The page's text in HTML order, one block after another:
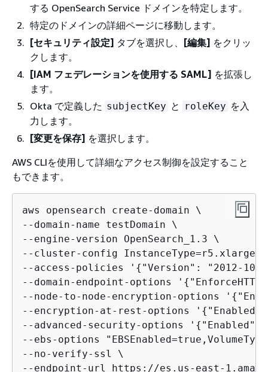
する OpenSearch Service ドメインを特定します。
特定のドメインの詳細ページに移動します。
[セキュリティ設定] タブを選択し、 [編集] をクリッ
クします。
[IAM フェデレーションを使用する SAML] を拡張し
ます。
Okta で定義した subjectKey と roleKey を入
力します。
[変更を保存] を選択します。
AWS CLIを使用して詳細なアクセス制御を設定すること
もできます。
aws opensearch create-domain \
--domain-name testDomain \
--engine-version OpenSearch_1.3 \
--cluster-config
--access-policies ' { "Version": "2012-10-
--domain-endpoint-options ' {
--node-to-node-encryption-options ' {
--encryption-at-rest-options ' {
--advanced-security-options ' {
--ebs-options
--no-verify-ssl \
--endpoint-url https://es.us-east-